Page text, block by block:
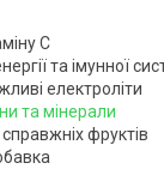
С
та імунної
електроліти
та мінерали
фруктів